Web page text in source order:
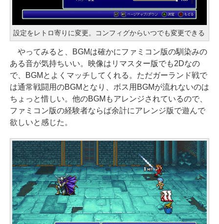
設定をレトロ寄りに変更。コンフィグからいつでも変更できる
やってみると、BGMは確かにファミコン版の馴染みの
ある音が気持ちいい。映像はリマスター版でも2Dなの
で、BGMとよくマッチしてくれる。ただガーランド戦で
は通常戦闘用のBGMとなり、ボス用BGMが流れないのは
ちょっと惜しい。他のBGMもアレンジされているので、
ファミコン版の経験者ならば余計にアレンジ版で遊んで
欲しいと感じた。